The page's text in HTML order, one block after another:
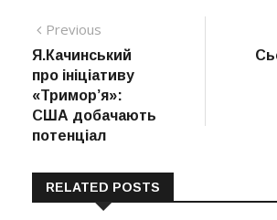
Навігація
записів
Previous
post:
Я.Качинський
про ініціативу
«Тримор’я»:
США добачають
потенціал
RELATED POSTS